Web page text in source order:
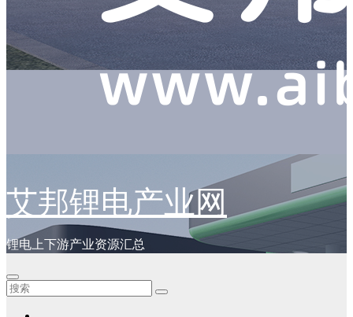
艾邦锂电产业网
锂电上下游产业资源汇总